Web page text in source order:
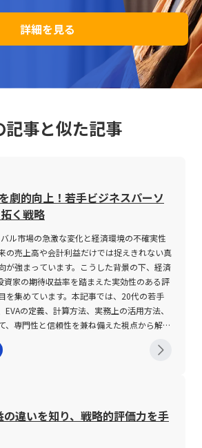
詳細を見る
記事と似た記事
劇的向上！若手ビジネスパーソ
く戦略
ル市場の急激な変化と経済環境の不確実性
の売上高や会計利益だけでは捉えきれない真
が強まっています。こうした背景の下、経済
資家の期待収益率を踏まえた実効性のある評
を集めています。本記事では、20代の若手
EVAの定義、計算方法、実務上の活用方法、
、専門性と信頼性を兼ね備えた視点から解説
）は、企業が本業による収益活動を通じ
り、EVAは企業が利用する資本全体に対する
で、表面的な利益だけではなく、資本効率を
性評価を可能にします。具体的には、EVAは
）から投下資本に対する加重平均資本コ
違いを知り、戦略的評価力を手